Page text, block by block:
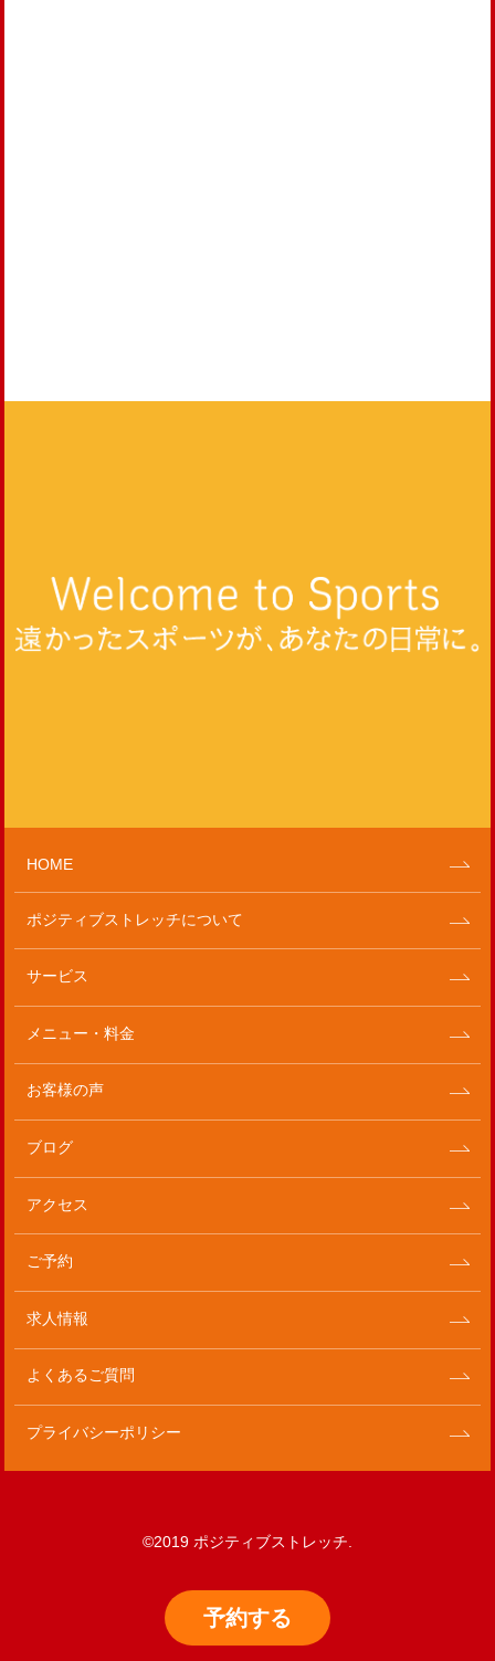
予約する
HOME
ポジティブストレッチについて
サービス
メニュー・料金
お客様の声
ブログ
アクセス
ご予約
求人情報
よくあるご質問
プライバシーポリシー
©2019 ポジティブストレッチ.